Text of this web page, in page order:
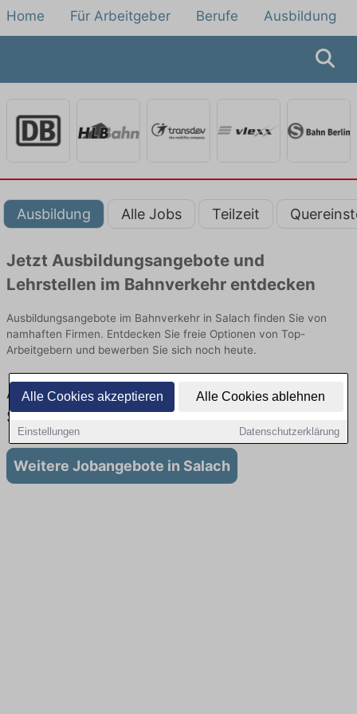
Alle Cookies akzeptieren Alle Cookies ablehnen
Einstellungen Datenschutzerklärung
Home Für Arbeitgeber Berufe Ausbildung
Ausbildung Alle Jobs Teilzeit
Jetzt Ausbildungsangebote und
Lehrstellen im Bahnverkehr entdecken
Ausbildungsangebote im Bahnverkehr in Salach finden Sie von
namhaften Firmen. Entdecken Sie freie Optionen von Top-
Arbeitgebern und bewerben Sie sich noch heute.
Ausbildung in Salach : Aktuell gibt es keine
Stellenangebote für Ausbildung in Salach
Weitere Jobangebote in Salach